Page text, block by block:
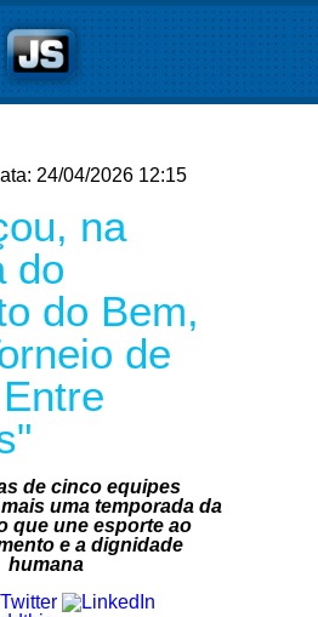
24/04/2026 12:15
na
do
do Bem,
de
de cinco equipes
uma temporada da
que une esporte ao
e a dignidade
humana